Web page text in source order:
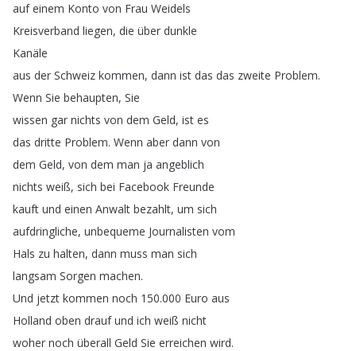
auf einem Konto von Frau Weidels
Kreisverband liegen, die über dunkle
Kanäle
aus der Schweiz kommen, dann ist das das zweite Problem.
Wenn Sie behaupten, Sie
wissen gar nichts von dem Geld, ist es
das dritte Problem. Wenn aber dann von
dem Geld, von dem man ja angeblich
nichts weiß, sich bei Facebook Freunde
kauft und einen Anwalt bezahlt, um sich
aufdringliche, unbequeme Journalisten vom
Hals zu halten, dann muss man sich
langsam Sorgen machen.
Und jetzt kommen noch 150.000 Euro aus
Holland oben drauf und ich weiß nicht
woher noch überall Geld Sie erreichen wird.